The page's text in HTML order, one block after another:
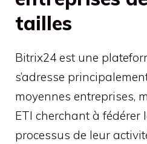
tailles
Bitrix24 est une
s’adresse
moyennes entreprises,
ETI cherchant à fédérer
processus de leur